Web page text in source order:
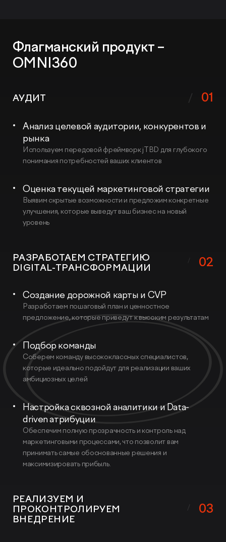
Флагманский продукт –
OMNI360
01
АУДИТ
Анализ целевой аудитории, конкурентов и
рынка
Используем передовой фреймворк jTBD для глубокого
понимания потребностей ваших клиентов
Оценка текущей маркетинговой стратегии
Выявим скрытые возможности и предложим конкретные
улучшения, которые выведут ваш бизнес на новый
уровень
02
РАЗРАБОТАЕМ СТРАТЕГИЮ
DIGITAL-ТРАНСФОРМАЦИИ
Создание дорожной карты и CVP
Разработаем пошаговый план и ценностное
предложение, которые приведут к высоким результатам
Подбор команды
Соберем команду высококлассных специалистов,
которые идеально подойдут для реализации ваших
амбициозных целей
Настройка сквозной аналитики и Data-
driven атрибуции
Обеспечим полную прозрачность и контроль над
маркетинговыми процессами, что позволит вам
принимать самые обоснованные решения и
максимизировать прибыль.
03
РЕАЛИЗУЕМ И
ПРОКОНТРОЛИРУЕМ
ВНЕДРЕНИЕ